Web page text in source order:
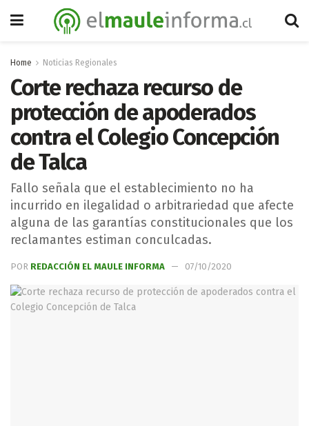
Home Noticias Regionales
Corte rechaza recurso de
protección de apoderados
contra el Colegio Concepción
de Talca
Fallo señala que el establecimiento no ha
incurrido en ilegalidad o arbitrariedad que afecte
alguna de las garantías constitucionales que los
reclamantes estiman conculcadas.
POR REDACCIÓN EL MAULE INFORMA 07/10/2020